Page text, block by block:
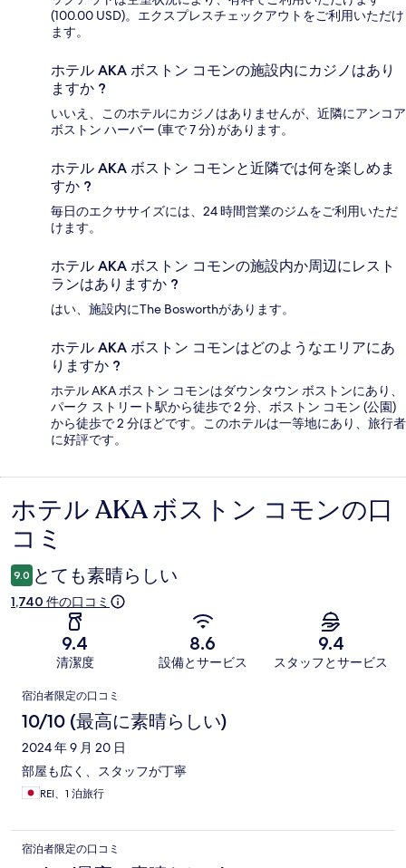
(100.00 USD)。エクスプレスチェックアウトをご利用いただけ
ます。
ホテル AKA ボストン コモンの施設内にカジノはあり
ますか ?
いいえ、このホテルにカジノはありませんが、近隣にアンコア
ボストン ハーバー (車で 7 分) があります。
ホテル AKA ボストン コモンと近隣では何を楽しめま
すか ?
毎日のエクササイズには、24 時間営業のジムをご利用いただ
けます。
ホテル AKA ボストン コモンの施設内か周辺にレスト
ランはありますか ?
はい、施設内にThe Bosworthがあります。
ホテル AKA ボストン コモンはどのようなエリアにあ
りますか ?
ホテル AKA ボストン コモンはダウンタウン ボストンにあり、
パーク ストリート駅から徒歩で 2 分、ボストン コモン (公園)
から徒歩で 2 分ほどです。このホテルは一等地にあり、旅行者
に好評です。
口
コ
ミ
ホテル AKA ボストン コモンの口
コミ
9.0 とても素晴らしい
1,740 件の口コミ
9.4
清潔度
8.6
設備とサービス
9.4
スタッフとサービス
口
コ
ミ
宿泊者限定の口コミ
10/10 (最高に素晴らしい)
2024 年 9 月 20 日
部屋も広く、スタッフが丁寧
REI、1 泊旅行
宿泊者限定の口コミ